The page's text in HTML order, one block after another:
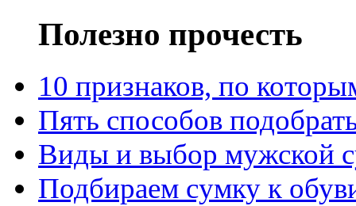
Полезно прочесть
10 признаков, по
Пять способов
Виды и выбор мужской
Подбираем сумку к